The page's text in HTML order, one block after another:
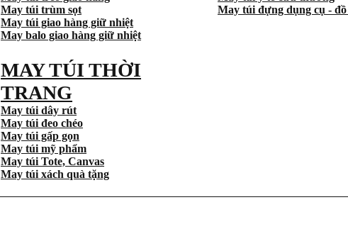
May túi trùm sọt
May túi giao hàng giữ nhiệt
May balo giao hàng giữ nhiệt
May túi đựng dụng cụ - đồ
MAY TÚI THỜI
TRANG
May túi dây rút
May túi đeo chéo
May túi gấp gọn
May túi mỹ phẩm
May túi Tote, Canvas
May túi xách quà tặng